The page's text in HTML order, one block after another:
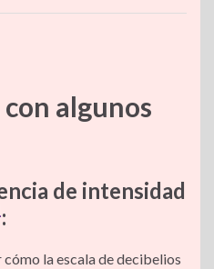
algunos
de intensidad
:
la escala de decibelios